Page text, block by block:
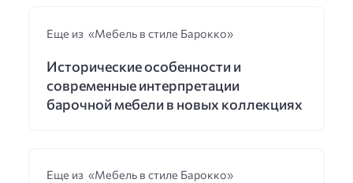
Еще из «Мебель в стиле Барокко»
Исторические особенности и
современные интерпретации
барочной мебели в новых коллекциях
Еще из «Мебель в стиле Барокко»